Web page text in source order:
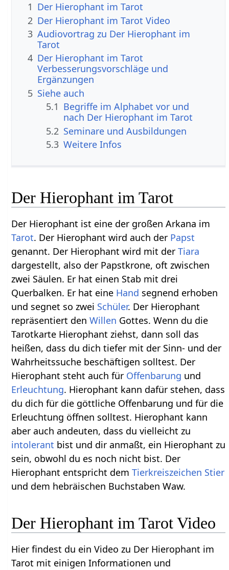
1 Der Hierophant im Tarot
2 Der Hierophant im Tarot Video
3 Audiovortrag zu Der Hierophant im
Tarot
4 Der Hierophant im Tarot
Verbesserungsvorschläge und
Ergänzungen
5 Siehe auch
5.1 Begriffe im Alphabet vor und
nach Der Hierophant im Tarot
5.2 Seminare und Ausbildungen
5.3 Weitere Infos
Der Hierophant im Tarot
Der Hierophant ist eine der großen Arkana im
Tarot. Der Hierophant wird auch der Papst
genannt. Der Hierophant wird mit derTiara
dargestellt, also der Papstkrone, oft zwischen
zwei Säulen. Er hat einen Stab mit drei
Querbalken. Er hat eine Hand segnend erhoben
und segnet so zwei Schüler. Der Hierophant
repräsentiert denWillen Gottes. Wenn du die
Tarotkarte Hierophant ziehst, dann soll das
heißen, dass du dich tiefer mit der Sinn- und der
Wahrheitssuche beschäftigen solltest. Der
Hierophant steht auch für Offenbarung und
Erleuchtung. Hierophant kann dafür stehen, dass
du dich für die göttliche Offenbarung und für die
Erleuchtung öffnen solltest. Hierophant kann
aber auch andeuten, dass du vielleicht zu
intolerant bist und dir anmaßt, ein Hierophant zu
sein, obwohl du es noch nicht bist. Der
Hierophant entspricht demTierkreiszeichen Stier
und dem hebräischen Buchstaben Waw.
Der Hierophant im Tarot Video
Hier findest du ein Video zu Der Hierophant im
Tarot mit einigen Informationen und